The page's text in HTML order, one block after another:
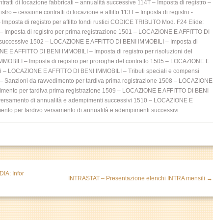
di locazione fabbricati – annualità successive 114T – Imposta di registro –
– cessione contratti di locazione e affitto 113T – Imposta di registro -
di registro per affitto fondi rustici CODICE TRIBUTO Mod. F24 Elide:
Imposta di registro per prima registrazione 1501 – LOCAZIONE E AFFITTO DI
1502 – LOCAZIONE E AFFITTO DI BENI IMMOBILI – Imposta di
E AFFITTO DI BENI IMMOBILI – Imposta di registro per risoluzioni del
– Imposta di registro per proroghe del contratto 1505 – LOCAZIONE E
LOCAZIONE E AFFITTO DI BENI IMMOBILI – Tributi speciali e compensi
Sanzioni da ravvedimento per tardiva prima registrazione 1508 – LOCAZIONE
per tardiva prima registrazione 1509 – LOCAZIONE E AFFITTO DI BENI
di annualità e adempimenti successivi 1510 – LOCAZIONE E
per tardivo versamento di annualità e adempimenti successivi
Infor
INTRASTAT – Presentazione elenchi INTRA mensili →